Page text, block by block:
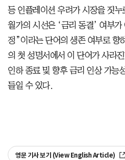
등 인플레이션 우려가 시장을 짓
월가의 시선은 ‘금리 동결’ 여부
정”이라는 단어의 생존 여부로 향
의 첫 성명서에서 이 단어가 사라
인하 종료 및 향후 금리 인상 가능
들일 수 있다.
영문 기사 보기 (View English Article)